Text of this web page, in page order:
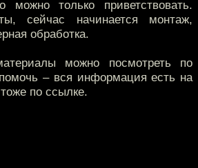
можно только приветствовать.
сейчас начинается монтаж,
обработка.
можно посмотреть по
– вся информация есть на
по ссылке.